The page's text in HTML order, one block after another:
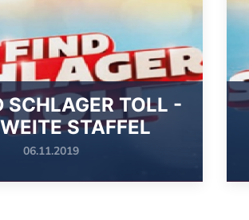
SCHLAGER TOLL -
STAFFEL
06.11.2019